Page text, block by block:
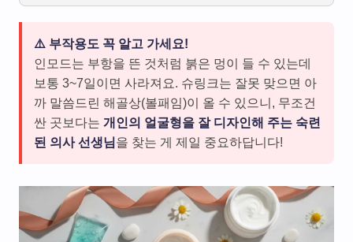
⚠️ 부작용도 꼭 알고 가세요!
인모드는 부항을 뜬 것처럼 붉은 멍이 들 수 있는데
보통 3~7일이면 사라져요. 슈링크는 잘못 맞으면 아
까 말씀드린 해골상(볼패임)이 올 수 있으니, 무조건
싼 곳보다는 개인의 얼굴형을 잘 디자인해 주는 숙련
된 의사 선생님을 찾는 게 제일 중요하답니다!